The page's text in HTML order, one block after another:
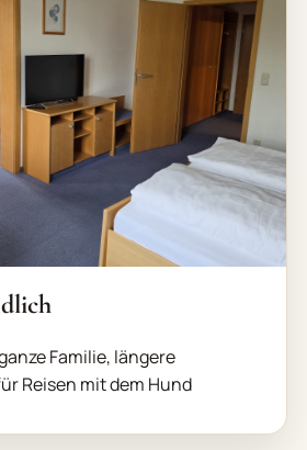
Familie, längere
Reisen mit dem Hund